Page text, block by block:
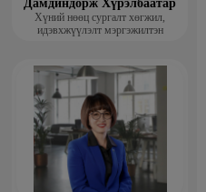
Дамдиндорж Хүрэлбаатар
Хүний нөөц сургалт хөгжил,
идэвхжүүлэлт мэргэжилтэн